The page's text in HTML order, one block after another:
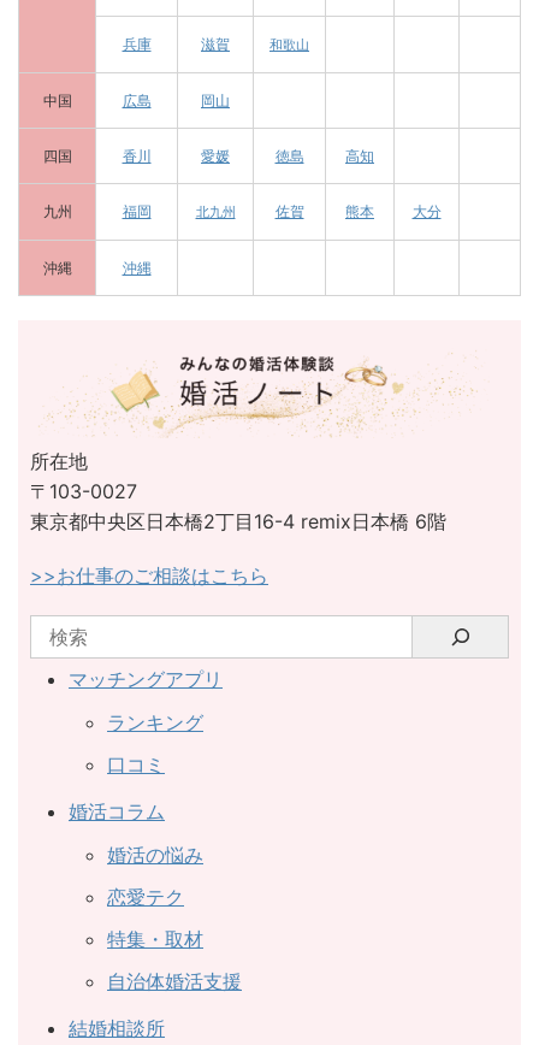
兵庫 滋賀 和歌山
中国 広島 岡山
四国 香川 愛媛 徳島 高知
九州 福岡 北九州 佐賀 熊本 大分
沖縄 沖縄
所在地
〒103-0027
東京都中央区日本橋2丁目16-4 remix日本橋 6階
>>お仕事のご相談はこちら
マッチングアプリ
ランキング
口コミ
婚活コラム
婚活の悩み
恋愛テク
特集・取材
自治体婚活支援
結婚相談所